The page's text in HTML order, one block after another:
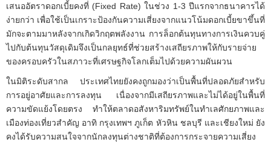
เสนออัตราดอกเบี้ยคงที่ (Fixed Rate) ในช่วง 1-3 ปีแรกจากธนาคารได้
ง่ายกว่า เพื่อใช้เป็นเกราะป้องกันความเสี่ยงจากแนวโน้มดอกเบี้ยขาขึ้นที่
มักจะตามมาหลังจากเกิดวิกฤตพลังงาน การล็อกต้นทุนทางการเงินควบคู่
ไปกับต้นทุนวัสดุเดิมจึงเป็นกลยุทธ์ที่ช่วยสร้างเสถียรภาพให้กับรายจ่าย
ของครอบครัวในสภาวะที่เศรษฐกิจโลกเต็มไปด้วยความผันผวน
ในมิติระดับสากล ประเทศไทยยังคงถูกมองว่าเป็นพื้นที่ปลอดภัยสำหรับ
การอยู่อาศัยและการลงทุน เนื่องจากมีเสถียรภาพและไม่ได้อยู่ในพื้นที่
ความขัดแย้งโดยตรง ทำให้ตลาดอสังหาริมทรัพย์ในทำเลศักยภาพและ
เมืองท่องเที่ยวสำคัญ อาทิ กรุงเทพฯ ภูเก็ต หัวหิน ชลบุรี และเชียงใหม่ ยัง
คงได้รับความสนใจจากนักลงทุนต่างชาติที่ต้องการกระจายความเสี่ยง